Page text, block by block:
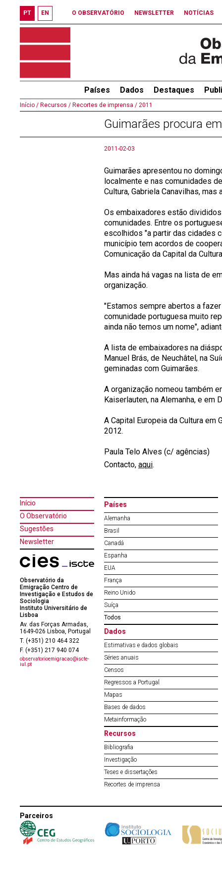
PT EN O OBSERVATÓRIO NEWSLETTER NOTÍCIAS
Países Dados Destaques
Início / Recursos / Recortes de imprensa / 2011
Guimarães procura
2011-02-03
Guimarães apresentou no
localmente e nas comunidades
Cultura, Gabriela Canavilhas,
Os embaixadores estão
comunidades. Entre os
escolhidos "a partir das cidades
município tem acordos de
Comunicação da Capital da
Mas ainda há vagas na lista de
organização.
"Estamos sempre abertos a
comunidade portuguesa muito
ainda não temos um nome",
A lista de embaixadores na
Manuel Brás, de Neuchâtel, na
geminadas com Guimarães.
A organização nomeou também
Kaiserlauten, na Alemanha, e em
A Capital Europeia da Cultura em
2012.
Paula Telo Alves (c/ agências)
Contacto, aqui.
Início
O Observatório
Sugestões
Newsletter
Observatório da
Emigração Centro de
Investigação e Estudos de
Sociologia
Instituto Universitário de
Lisboa
Av. das Forças Armadas,
1649-026 Lisboa, Portugal
T. (+351) 210 464 322
F. (+351) 217 940 074
observatorioemigracao@iscte-
iul.pt
Países
Alemanha
Brasil
Canadá
Espanha
EUA
França
Reino Unido
Suíça
Todos
Dados
Estimativas e dados globais
Séries anuais
Censos
Regressos a Portugal
Mapas
Bases de dados
Metainformação
Recursos
Bibliografia
Investigação
Teses e dissertações
Recortes de imprensa
Parceiros